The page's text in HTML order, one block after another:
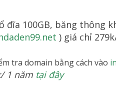
đĩa 100GB, băng thông
) giá chỉ
tra domain bằng cách vào
1 năm tại đây